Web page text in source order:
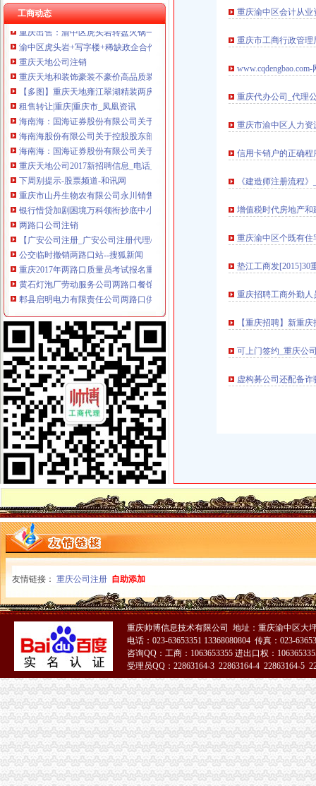
工商动态
大坪虎头岩渝中区车管所在哪里啊？-重庆摩友交流区-摩托车论坛-
重庆出售：渝中区虎头岩转盘火锅一条街门面出售-重庆爱问分类
渝中区虎头岩+写字楼+稀缺政企合作-[中国招商网重庆站]
重庆天地公司注销
重庆天地和装饰豪装不豪价高品质装修决定品牌价值-直辖市重庆装饰
【多图】重庆天地雍江翠湖精装两房户型方正视野无遮挡全新未住
租售转让|重庆|重庆市_凤凰资讯
海南海：国海证券股份有限公司关于公司使用部分闲置募集资金购买
海南海股份有限公司关于控股股东部分股权质押的公告_网易财经
海南海：国海证券股份有限公司关于公司控股子公司使用部分闲置募
重庆天地公司2017新招聘信息_电话_地址-58企业名录
下周别提示-股票频道-和讯网
重庆市山丹生物农有限公司永川销售分公司_【信用信息_诉讼信息_
银行惜贷加剧困境万科领衔抄底中小开发商_网易财经
两路口公司注销
【广安公司注册_广安公司注册代理/费用】-广安百姓网
公交临时撤销两路口站--搜狐新闻
重庆2017年两路口质量员考试报名重庆2017年_志趣网
黄石灯泡厂劳动服务公司两路口餐馆_【信用信息_诉讼信息_财务信息_
郫县启明电力有限责任公司两路口供电所_【信用信息_诉讼信息_财务
【重庆两路口公司业务招聘网_公司业务招聘信息】-重庆智联招聘
中国平安人寿保险股份有限公司重庆市渝中支公司两路口营业部2017
明天起文化两路口封闭施工请市民选择绕行-市场-常州乐居网
重庆意力咔咖啡有限公司渝中区两路口店联系方式_信用报告_工商信息
企业转让·重庆晨报数字报
大坪公司注销
代理记帐一般纳税人申请资质审批验资-重庆渝中大坪公司注册-分类
【重庆大坪税务登记|税务登记证办理|代理税务登记】-重庆赶集网
工商注册、代记账、变更股权、增资-重庆渝中大坪公司注册-分类168
【重庆公司注销营业执照代办食流证餐饮证代办代理记账】,价格
重庆一周要闻：北部新区撤销大坪百盛3月关店_第2页_新闻中心_赢商
【重庆渝中区公司注册营业执照0元代办】-渝中大坪易登网
广东省普宁市供销社集团大坪公司建材门市_【信用信息_诉讼信息_财
价格,厂家,图片,公司注册、年检、变更,广州大坪企业管理有限
重庆南岸油箱厂大坪经营部
没有教育资格证还在非法支教_重庆市公开信箱
渝中区公司注销流程
知识产权一站式服务厂家_知识产权一站式服务公司-阿里巴巴公司黄页
重庆招聘工商外勤人员_重庆慢牛众创企业服务有限公司招聘-汇博网
重庆市计算机招聘-107个职位|Jooble
【品牌经理招聘】重庆诺玛时裳商贸有限公司新招聘信息-聘网
《建造师注册流程》_优秀范文十篇
分分送金可提款>>>分分送金可提款全资子公司注销后实收资
【招商运营主管招聘】重庆鑫诺尔文化播有限公司新招聘信息-
虚构募公司还配备诈骗指南23人团伙骗809万_新浪重庆新闻_新浪重
渝中区公司注销
重庆公司注册营业执照办理快速出证地址挂靠【今日推荐网-重庆工商/
《营业执照注销流程》_优秀范文十篇
重庆代办验资,重庆代办验资公司--选择重庆浩业工商不后悔
渝中区大坪威讯通讯器材经营部__信用档案_信用报告_信用怎么
高院肖峰法官家授权本公号以案析法：非持股关联公司之间公司人
重庆渝中区会计从
重庆市工商行政管理
重庆代办公司_代理
重庆市渝中区人力资
信用卡销户的正确
《建造师注册流程
增值税时代房地产
重庆渝中区个既有
垫江工商发[2015]30
重庆招聘工商外勤
【重庆招聘】新重
可上门签约_重庆公
虚构募公司还配备诈
友情链接： 重庆公司注册 自助添加
重庆帅博信息技术有限公司 地址：重庆渝中区大
电话：023-63653351 13368080804 传真：023-
咨询QQ：工商：1063653355 进出口权：
受理员QQ：22863164-3 22863164-4 22863164-5
51La